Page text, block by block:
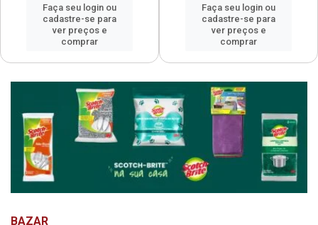
Faça seu login ou
cadastre-se para
ver preços e
comprar
Faça seu login ou
cadastre-se para
ver preços e
comprar
BAZAR